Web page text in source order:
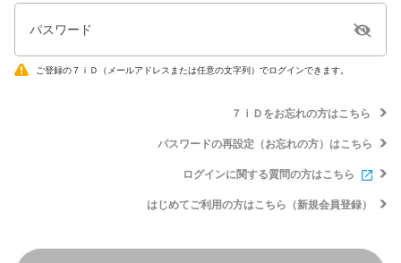
パスワード
ご登録の７ｉＤ（メールアドレスまたは任意の文字列）でログインできます。
７ｉＤをお忘れの方はこちら
パスワードの再設定（お忘れの方）はこちら
ログインに関する質問の方はこちら
はじめてご利用の方はこちら（新規会員登録）